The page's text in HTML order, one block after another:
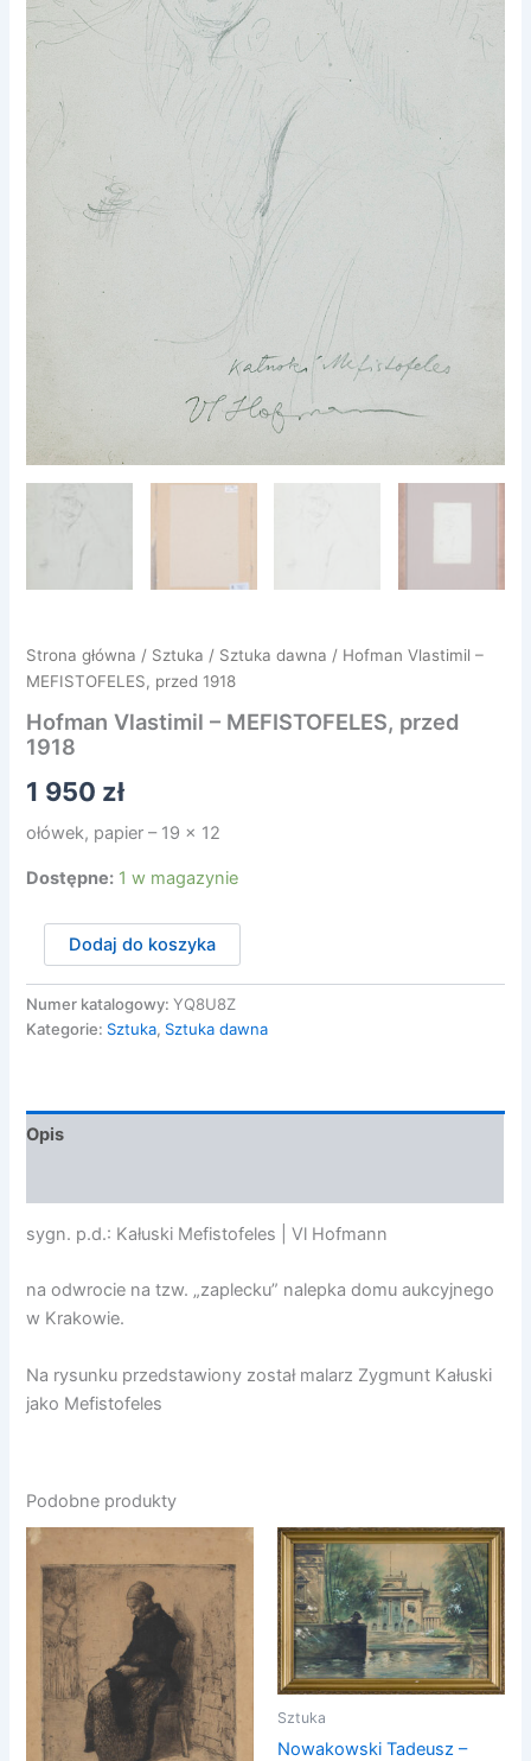
Strona główna / Sztuka / Sztuka dawna / Hofman Vlastimil –
MEFISTOFELES, przed 1918
Hofman Vlastimil – MEFISTOFELES, przed
1918
1 950 zł
ołówek, papier – 19 x 12
Dostępne: 1 w magazynie
Hofman
Vlastimil
-
MEFISTOFELES,
Dodaj do koszyka
Numer katalogowy:YQ8U8Z
Kategorie: Sztuka, Sztuka dawna
Opis
sygn. p.d.: Kałuski Mefistofeles | Vl Hofmann
na odwrocie na tzw. „zaplecku” nalepka domu aukcyjnego
w Krakowie.
Na rysunku przedstawiony został malarz Zygmunt Kałuski
jako Mefistofeles
Podobne produkty
Sztuka
Nowakowski Tadeusz –